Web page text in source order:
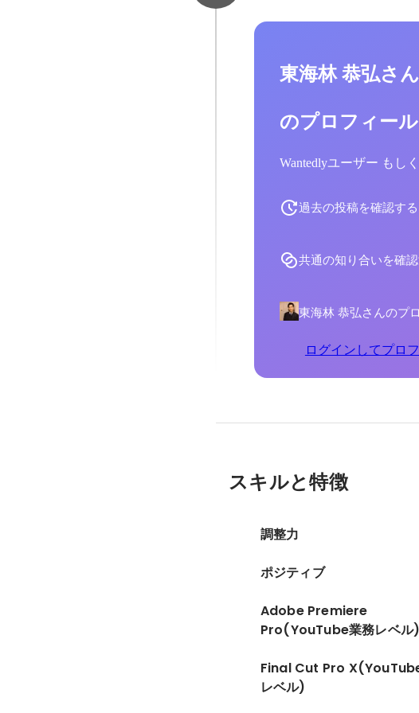
東海林 恭弘さん
のプロフィー
Wantedlyユーザー もし
過去の投稿を確認する
共通の知り合いを確
東海林 恭弘さんのプ
ログインしてプロ
スキルと特徴
調整力
ポジティブ
Adobe Premiere
Pro(YouTube業務レベル)
Final Cut Pro
レベル)